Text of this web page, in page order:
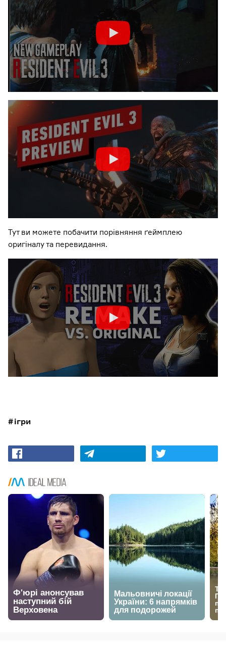
Тут ви можете побачити порівняння ґеймплею
оригіналу та перевидання.
ігри